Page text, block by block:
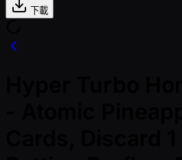
下載